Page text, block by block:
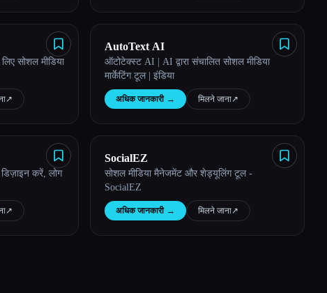
सोशल मीडिया
↗︎
AutoText AI
ऑटोटेक्स्ट AI | AI द्वारा संचालित सोशल मीडिया
मार्केटिंग टूल | इंडिया
अधिक जानकारी → मिलने जाना↗︎
करें, लोग
↗︎
SocialEZ
सोशल मीडिया मैनेजमेंट और शेड्यूलिंग टूल -
SocialEZ
अधिक जानकारी → मिलने जाना↗︎